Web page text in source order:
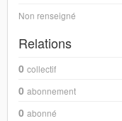
Non renseigné
Relations
0 collectif
0 abonnement
0 abonné